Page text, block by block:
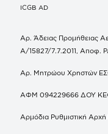
ICGB AD
Αρ. Άδειας Προμήθειας
Α/15827/7.7.2011, Αποφ.
Αρ. Μητρώου Χρηστών
ΑΦΜ 094229666 ΔΟΥ
Αρμόδια Ρυθμιστική